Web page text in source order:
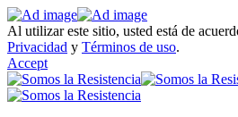
Al utilizar este sitio, usted está de
Privacidad y Términos de uso.
Accept